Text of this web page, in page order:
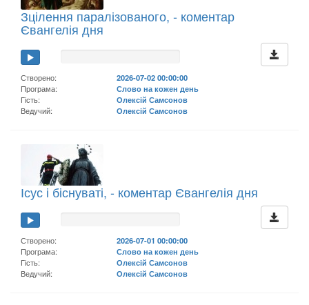
Зцілення паралізованого, - коментар
Євангелія дня
Створено:
2026-07-02 00:00:00
Програма:
Слово на кожен день
Гість:
Олексій Самсонов
Ведучий:
Олексій Самсонов
Ісус і біснуваті, - коментар Євангелія дня
Створено:
2026-07-01 00:00:00
Програма:
Слово на кожен день
Гість:
Олексій Самсонов
Ведучий:
Олексій Самсонов